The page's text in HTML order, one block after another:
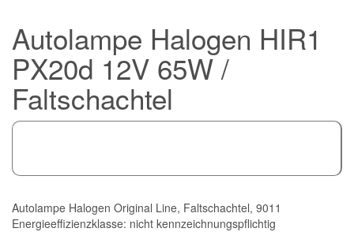
Autolampe Halogen HIR1
PX20d 12V 65W /
Faltschachtel
Autolampe Halogen Original Line, Faltschachtel, 9011
Energieeffizienzklasse: nicht kennzeichnungspflichtig